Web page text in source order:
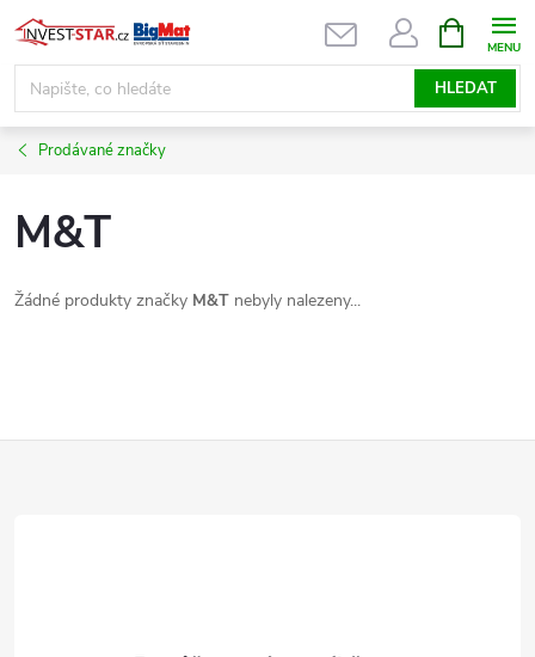
Přejít
na
obsah
HLEDAT
NÁKUPNÍ
KOŠÍK
Prodávané značky
M&T
Žádné produkty značky M&T nebyly nalezeny...